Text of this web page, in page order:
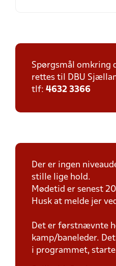
Spørgsmål omkring
rettes til DBU
tlf: 4632 3366
Der er ingen
stille lige hold.
Mødetid er senest
Husk at melde jer
Det er førstnævnte
kamp/baneleder.
i programmet,